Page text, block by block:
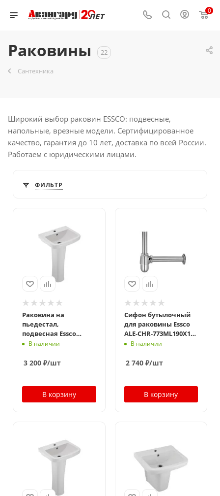
0
Раковины 22
Сантехника
Широкий выбор раковин ESSCO: подвесные,
напольные, врезные модели. Сертифицированное
качество, гарантия до 10 лет, доставка по всей России.
Работаем с юридическими лицами.
ФИЛЬТР
Раковина на
пьедестал,
подвесная Essco
Aspire AIS-WHT-101801
В наличии
3 200 ₽/шт
В корзину
Сифон бутылочный
для раковины Essco
ALE-CHR-773ML190X125
Хром
В наличии
2 740₽/шт
В корзину